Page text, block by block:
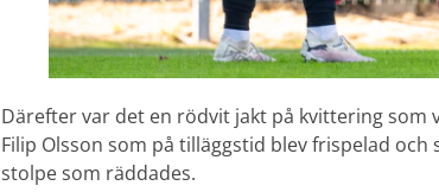
Därefter var det en rödvit jakt på kvittering som
Filip Olsson som på tilläggstid blev frispelad
stolpe som räddades.